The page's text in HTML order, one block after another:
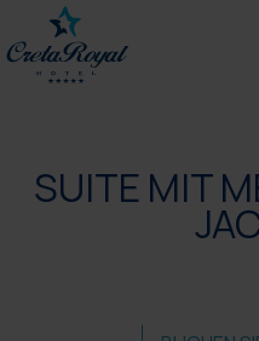
SUITE MIT